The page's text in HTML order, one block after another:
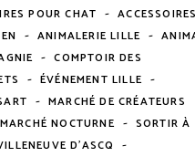
POUR CHAT - ACCESSOIRES
- ANIMALERIE LILLE -
- COMPTOIR DES
- ÉVÉNEMENT LILLE -
- MARCHÉ DE CRÉATEURS
MARCHÉ NOCTURNE - SORTIR À
D'ASCQ -